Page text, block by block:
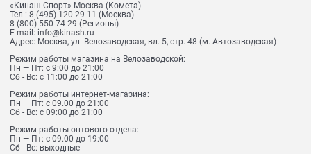
«Кинаш Спорт» Москва (Комета)
Тел.: 8 (495) 120-29-11 (Москва)
8 (800) 550-74-29 (Регионы)
E-mail: info@kinash.ru
Адрес: Москва, ул. Велозаводская, вл. 5, стр. 48 (м. Автозаводская)
Режим работы магазина на Велозаводской:
Пн — Пт: с 9:00 до 21:00
Сб - Вс: с 11:00 до 21:00
Режим работы интернет-магазина:
Пн — Пт: с 09.00 до 21:00
Сб - Вс: с 09:00 до 21:00
Режим работы оптового отдела:
Пн — Пт: с 09.00 до 19:00
Сб - Вс: выходные